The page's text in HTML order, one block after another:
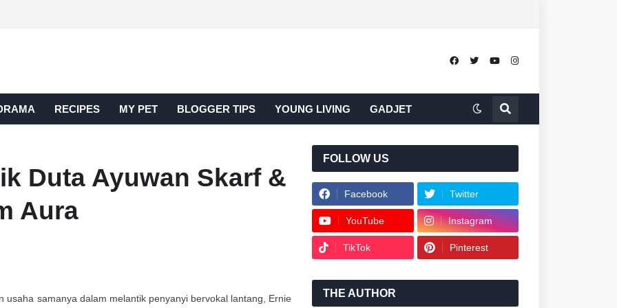
RECIPES MY PET BLOGGER TIPS YOUNG LIVING GADJET
Duta Ayuwan Skarf &
Aura
usaha samanya dalam melantik penyanyi bervokal lantang, Ernie
FOLLOW US
Facebook Twitter
YouTube Instagram
TikTok Pinterest
THE AUTHOR